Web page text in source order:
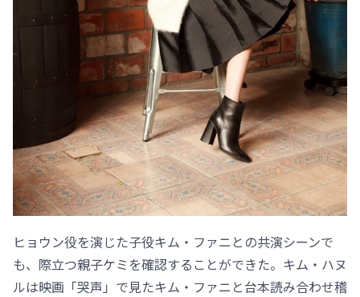
ヒョウン役を演じた子役キム・ファニとの共演シーンで
も、際立つ親子ケミを確認することができた。キム・ハヌ
ルは映画「哭声」で見たキム・ファニと台本読み合わせ稽